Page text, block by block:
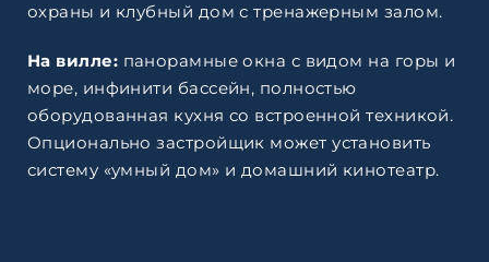
охраны и клубный дом с тренажерным залом.
На вилле: панорамные окна с видом на горы и
море, инфинити бассейн, полностью
оборудованная кухня со встроенной техникой.
Опционально застройщик может установить
систему «умный дом» и домашний кинотеатр.